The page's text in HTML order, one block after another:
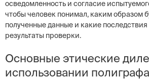
осведомленность и согласие
чтобы человек понимал, каким образом
полученные данные и какие
результаты проверки.
Основные этические
использовании полиграфа